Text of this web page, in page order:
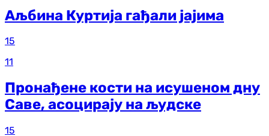
Аљбина Куртија гађали јајима
15
11
Пронађене кости на исушеном дну
Саве, асоцирају на људске
15